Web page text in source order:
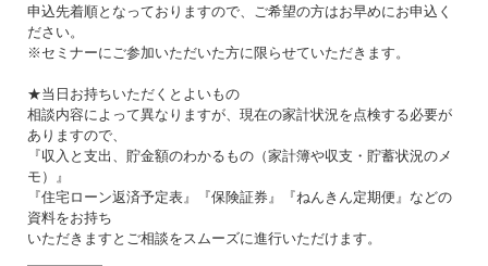
申込先着順となっておりますので、ご希望の方はお早めにお申込く
ださい。
※セミナーにご参加いただいた方に限らせていただきます。
★当日お持ちいただくとよいもの
相談内容によって異なりますが、現在の家計状況を点検する必要が
ありますので、
『収入と支出、貯金額のわかるもの（家計簿や収支・貯蓄状況のメ
モ）』
『住宅ローン返済予定表』『保険証券』『ねんきん定期便』などの
資料をお持ち
いただきますとご相談をスムーズに進行いただけます。